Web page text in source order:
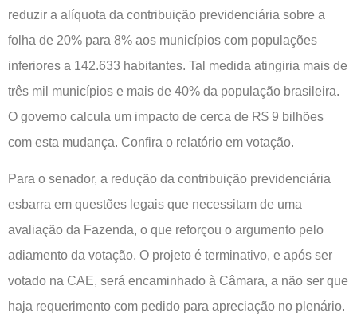
reduzir a alíquota da contribuição previdenciária sobre a
folha de 20% para 8% aos municípios com populações
inferiores a 142.633 habitantes. Tal medida atingiria mais de
três mil municípios e mais de 40% da população brasileira.
O governo calcula um impacto de cerca de R$ 9 bilhões
com esta mudança. Confira o relatório em votação.
Para o senador, a redução da contribuição previdenciária
esbarra em questões legais que necessitam de uma
avaliação da Fazenda, o que reforçou o argumento pelo
adiamento da votação. O projeto é terminativo, e após ser
votado na CAE, será encaminhado à Câmara, a não ser que
haja requerimento com pedido para apreciação no plenário.